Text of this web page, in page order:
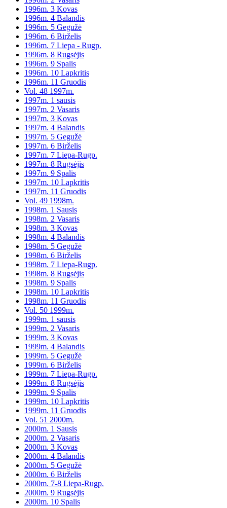
1996m. 3 Kovas
1996m. 4 Balandis
1996m. 5 Gegužė
1996m. 6 Birželis
1996m. 7 Liepa - Rugp.
1996m. 8 Rugsėjis
1996m. 9 Spalis
1996m. 10 Lapkritis
1996m. 11 Gruodis
Vol. 48 1997m.
1997m. 1 sausis
1997m. 2 Vasaris
1997m. 3 Kovas
1997m. 4 Balandis
1997m. 5 Gegužė
1997m. 6 Birželis
1997m. 7 Liepa-Rugp.
1997m. 8 Rugsėjis
1997m. 9 Spalis
1997m. 10 Lapkritis
1997m. 11 Gruodis
Vol. 49 1998m.
1998m. 1 Sausis
1998m. 2 Vasaris
1998m. 3 Kovas
1998m. 4 Balandis
1998m. 5 Gegužė
1998m. 6 Birželis
1998m. 7 Liepa-Rugp.
1998m. 8 Rugsėjis
1998m. 9 Spalis
1998m. 10 Lapkritis
1998m. 11 Gruodis
Vol. 50 1999m.
1999m. 1 sausis
1999m. 2 Vasaris
1999m. 3 Kovas
1999m. 4 Balandis
1999m. 5 Gegužė
1999m. 6 Birželis
1999m. 7 Liepa-Rugp.
1999m. 8 Rugsėjis
1999m. 9 Spalis
1999m. 10 Lapkritis
1999m. 11 Gruodis
Vol. 51 2000m.
2000m. 1 Sausis
2000m. 2 Vasaris
2000m. 3 Kovas
2000m. 4 Balandis
2000m. 5 Gegužė
2000m. 6 Birželis
2000m. 7-8 Liepa-Rugp.
2000m. 9 Rugsėjis
2000m. 10 Spalis